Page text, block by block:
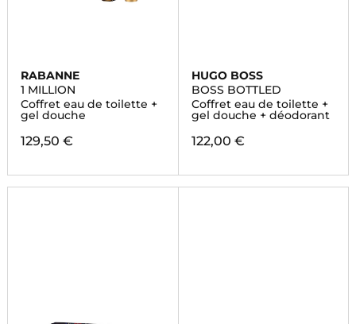
RABANNE
1 MILLION
Coffret eau de toilette +
gel douche
129,50 €
HUGO BOSS
BOSS BOTTLED
Coffret eau de toilette +
gel douche + déodorant
122,00 €